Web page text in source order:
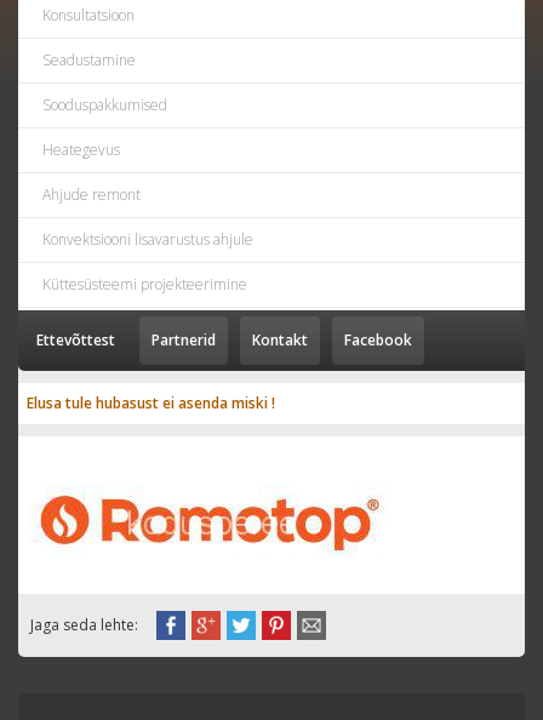
Konsultatsioon
Seadustamine
Sooduspakkumised
Heategevus
Ahjude remont
Konvektsiooni lisavarustus ahjule
Küttesüsteemi projekteerimine
Ettevõttest Partnerid Kontakt Facebook
Elusa tule hubasust ei asenda miski !
Jaga seda lehte: